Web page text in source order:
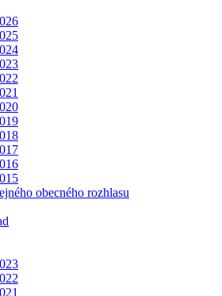
obecného rozhlasu